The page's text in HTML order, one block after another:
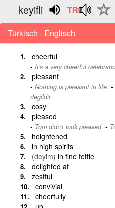
keyifli
Türkisch - Englisch
cheerful
It's a very cheerful
pleasant
Nothing is pleasant in life. -
değildir.
cosy
pleased
Tom didn't look pleased. -
heightened
in high spirits
(deyim) in fine fettle
delighted at
zestful
convivial
cheerfully